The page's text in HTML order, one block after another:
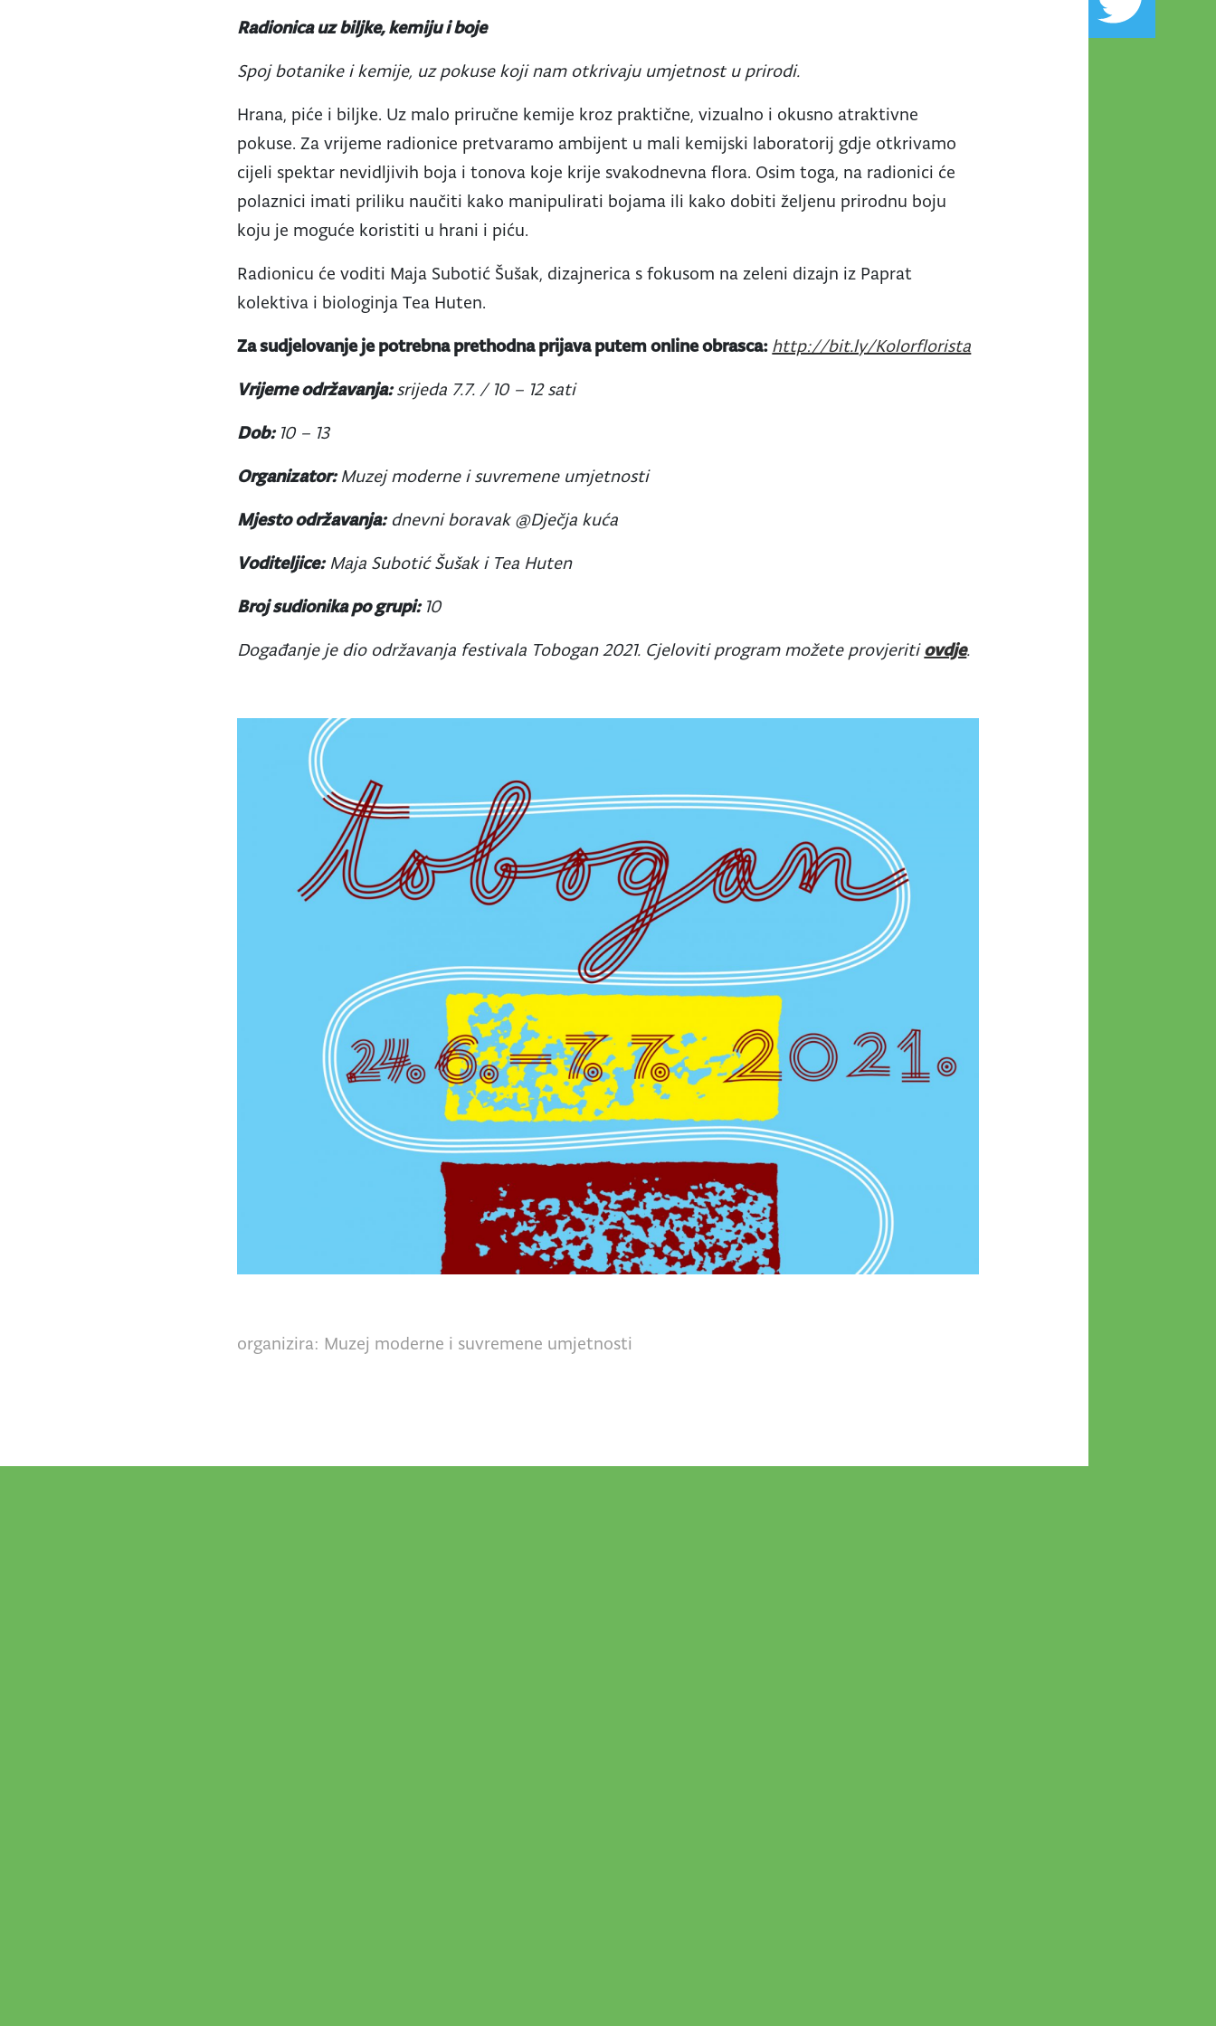
Radionica uz biljke, kemiju i boje
Spoj botanike i kemije, uz pokuse koji nam otkrivaju umjetnost u prirodi.
Hrana, piće i biljke. Uz malo priručne kemije kroz praktične, vizualno i okusno atraktivne
pokuse. Za vrijeme radionice pretvaramo ambijent u mali kemijski laboratorij gdje otkrivamo
cijeli spektar nevidljivih boja i tonova koje krije svakodnevna flora. Osim toga, na radionici će
polaznici imati priliku naučiti kako manipulirati bojama ili kako dobiti željenu prirodnu boju
koju je moguće koristiti u hrani i piću.
Radionicu će voditi Maja Subotić Šušak, dizajnerica s fokusom na zeleni dizajn iz Paprat
kolektiva i biologinja Tea Huten.
Za sudjelovanje je potrebna prethodna prijava putem online obrasca: http://bit.ly/Kolorflorista
Vrijeme održavanja:srijeda 7.7. / 10 – 12 sati
Dob: 10 – 13
Organizator:Muzej moderne i suvremene umjetnosti
Mjesto održavanja:dnevni boravak @Dječja kuća
Voditeljice:Maja Subotić Šušak i Tea Huten
Broj sudionika po grupi: 10
Događanje je dio održavanja festivala Tobogan 2021. Cjeloviti program možete provjeritiovdje.
organizira: Muzej moderne i suvremene umjetnosti